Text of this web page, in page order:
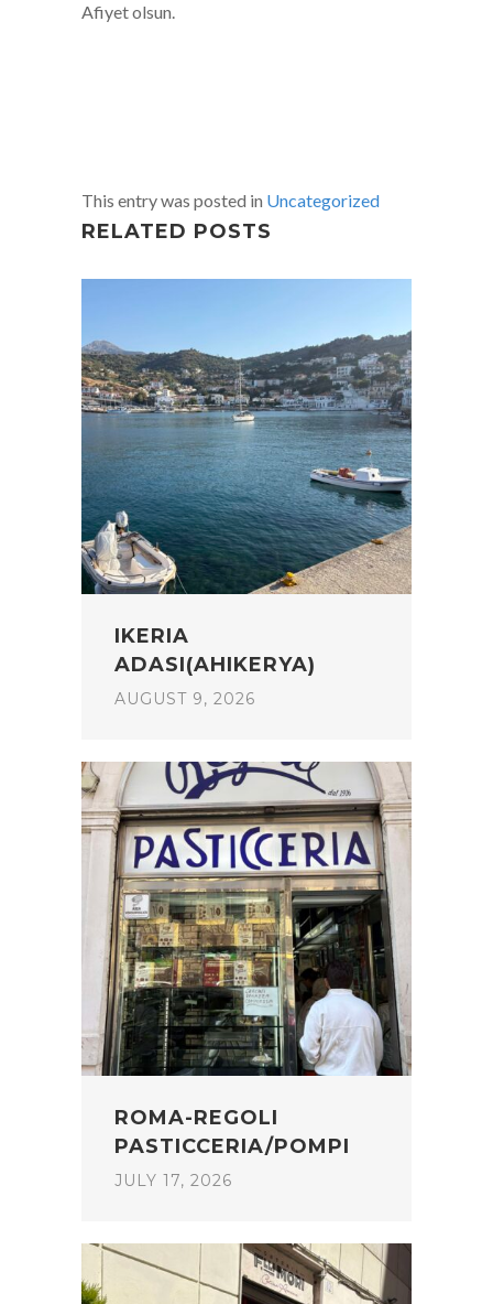
Afiyet olsun.
This entry was posted in Uncategorized
RELATED POSTS
IKERIA
ADASI(AHIKERYA)
AUGUST 9, 2026
ROMA-REGOLI
PASTICCERIA/POMPI
JULY 17, 2026